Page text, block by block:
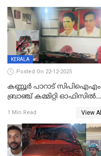
KERALA
Posted On 22-12-2025
കണ്ണൂർ പാറാട് സിപിഐഎം
ബ്രാഞ്ച് കമ്മിറ്റി ഓഫിസിൽ
ചിത്രങ്ങളടക്കം കത്തിയ
നിലയിൽ
1 Min Read View All